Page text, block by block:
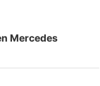
Mercedes